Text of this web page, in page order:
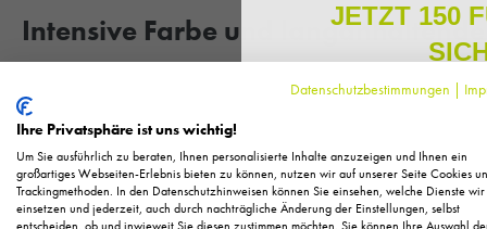
Intensive Farbe und
Der GERTRAUD GRUBER Eyeshadow Stylo Satin Peony ist
perfektes Augen-Make-up. Mit seiner hochpigmentierten Formel
Blick sofort betont. Die geschmeidige, pflegende Textur mit
glättet die empfindliche Augenpartie und sorgt für ein
Absetzen in der Lidfalte. Dank seiner wasserfesten und
ganzen Tag frisch - selbst bei Wärme oder Feuchtigkeit. Ideal
Datenschutzbestimmungen |
Ihre Privatsphäre ist uns wichtig!
Um Sie ausführlich zu beraten, Ihnen personalisierte Inhalte anzuzeigen und Ihnen ein
großartiges Webseiten-Erlebnis bieten zu können, nutzen wir auf unserer Seite Cookies
Trackingmethoden. In den Datenschutzhinweisen können Sie einsehen, welche Dienste wir
einsetzen und jederzeit, auch durch nachträgliche Änderung der Einstellungen, selbst
JETZT 150
Melden Sie sich zu
regelmäßig exklusive
Pflege, neue Produkte
Als kleines Dankeschön für
Ihnen150 Fuchstaler*, die
Einkauf